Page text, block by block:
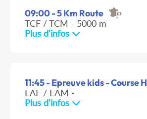
09:00 - 5 Km Route
TCF / TCM - 5000 m
Plus d'infos
11:45 - Epreuve kids - Course
EAF / EAM -
Plus d'infos